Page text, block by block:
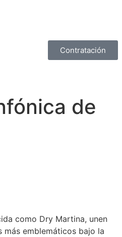
Contratación
de
como Dry Martina, unen
más emblemáticos bajo la